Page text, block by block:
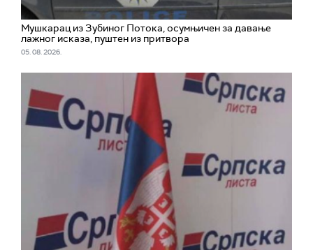
Мушкарац из Зубиног Потока, осумњичен за давање
лажног исказа, пуштен из притвора
05. 08. 2026.